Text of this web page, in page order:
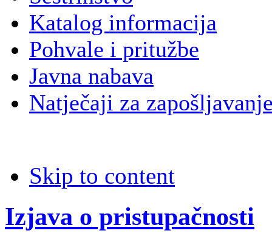
Katalog informacija
Pohvale i pritužbe
Javna nabava
Natječaji za
Skip to content
Izjava o pristupačnosti